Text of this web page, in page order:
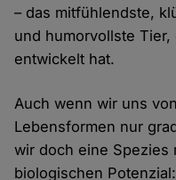
– das mitfühlendste,
und humorvollste
entwickelt hat.
Auch wenn wir uns
Lebensformen nur
wir doch eine Spezies
biologischen